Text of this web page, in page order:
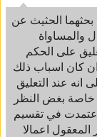
الحثيث عن
والمساواة
على الحكم
كان اسباب ذلك
انه عند التعليق
خاصة بغض النظر
في تقسيم
اعمالا